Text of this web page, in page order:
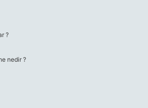
?
nedir ?